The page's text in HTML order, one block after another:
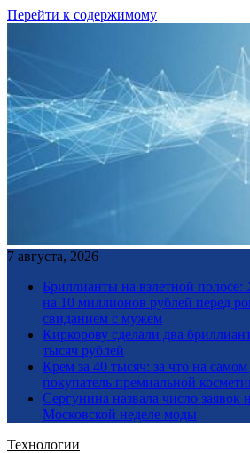
Перейти к содержимому
7 августа, 2026
Бриллианты на взлетной полосе:
на 10 миллионов рублей перед
свиданием с мужем
Киркорову сделали два
тысяч рублей
Крем за 40 тысяч: за что на самом
покупатель премиальной
Сергунина назвала число заявок
Московской неделе моды
Технологии